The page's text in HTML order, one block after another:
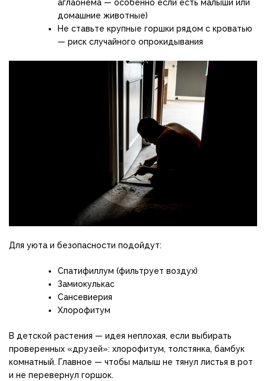
аглаонема — особенно если есть малыши или
домашние животные)
Не ставьте крупные горшки рядом с кроватью
— риск случайного опрокидывания
Для уюта и безопасности подойдут:
Спатифиллум (фильтрует воздух)
Замиокулькас
Сансевиерия
Хлорофитум
В детской растения — идея неплохая, если выбирать
проверенных «друзей»: хлорофитум, толстянка, бамбук
комнатный. Главное — чтобы малыш не тянул листья в рот
и не перевернул горшок.